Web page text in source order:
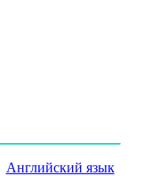
Английский язык